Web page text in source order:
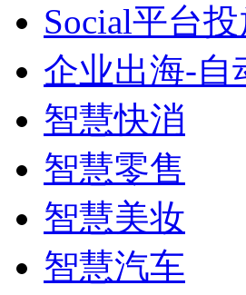
Social平台
企业出海-自
智慧快消
智慧零售
智慧美妆
智慧汽车